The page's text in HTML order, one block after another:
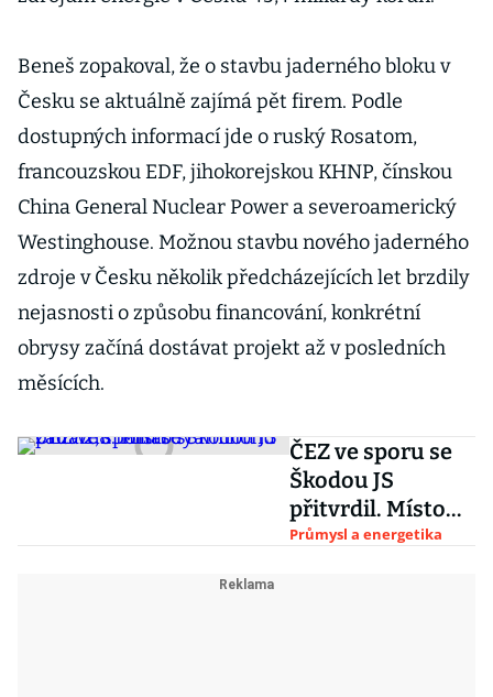
Beneš zopakoval, že o stavbu jaderného bloku v
Česku se aktuálně zajímá pět firem. Podle
dostupných informací jde o ruský Rosatom,
francouzskou EDF, jihokorejskou KHNP, čínskou
China General Nuclear Power a severoamerický
Westinghouse. Možnou stavbu nového jaderného
zdroje v Česku několik předcházejících let brzdily
nejasnosti o způsobu financování, konkrétní
obrysy začíná dostávat projekt až v posledních
měsících.
ČEZ ve sporu se
Škodou JS
přitvrdil. Místo
stamilionů žádá
Průmysl a energetika